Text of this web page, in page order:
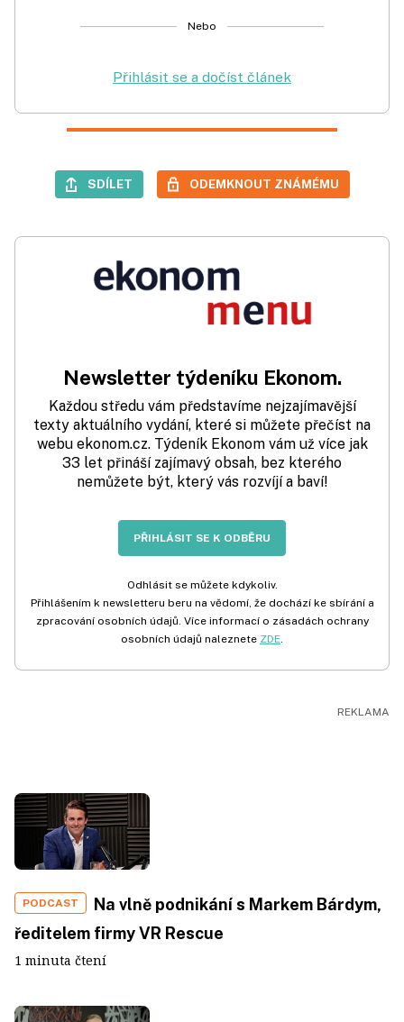
Nebo
Přihlásit se a dočíst článek
SDÍLET ODEMKNOUT ZNÁMÉMU
Newsletter týdeníku Ekonom.
Každou středu vám představíme nejzajímavější
texty aktuálního vydání, které si můžete přečíst na
webu ekonom.cz. Týdeník Ekonom vám už více jak
33 let přináší zajímavý obsah, bez kterého
nemůžete být, který vás rozvíjí a baví!
PŘIHLÁSIT SE K ODBĚRU
Odhlásit se můžete kdykoliv.
Přihlášením k newsletteru beru na vědomí, že dochází ke sbírání a
zpracování osobních údajů. Více informací o zásadách ochrany
osobních údajů naleznete ZDE.
PODCAST
Na vlně podnikání s Markem Bárdym,
ředitelem firmy VR Rescue
1 minuta čtení